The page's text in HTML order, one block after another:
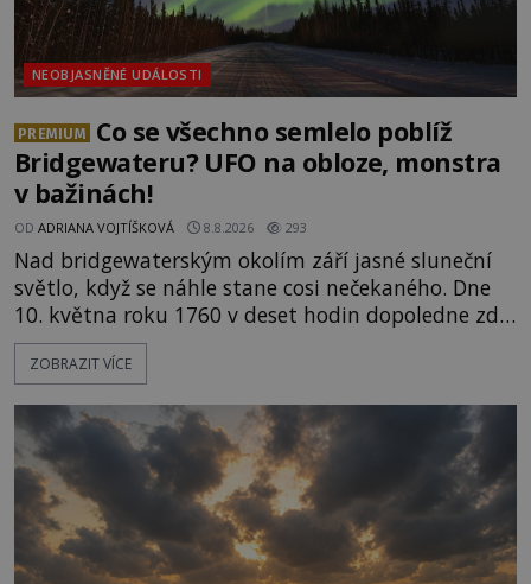
NEOBJASNĚNÉ UDÁLOSTI
PREMIUM
Co se všechno semlelo poblíž
Bridgewateru? UFO na obloze, monstra
v bažinách!
OD ADRIANA VOJTÍŠKOVÁ 8.8.2026 293
Nad bridgewaterským okolím září jasné sluneční
světlo, když se náhle stane cosi nečekaného. Dne
10. května roku 1760 v deset hodin dopoledne zde
dojde k vůbec prvnímu historicky doloženému
přeletu UFO. Podle záznamů vyzařuje takové
jen o nějaký optický klam, nebo se zde skutečně
právě vznáší mimozemská loď
ZOBRAZIT VÍCE